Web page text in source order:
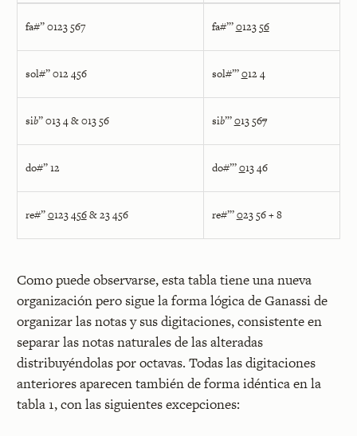
fa#” 0123 567 fa#”’0123 56
sol#” 012 456 sol#”’012 4
sib” 013 4 & 013 56 sib”’013 567
do#” 12 do#”’013 46
re#”0123 456& 23 456 re#”’023 56 + 8
Como puede observarse, esta tabla tiene una nueva
organización pero sigue la forma lógica de Ganassi de
organizar las notas y sus digitaciones, consistente en
separar las notas naturales de las alteradas
distribuyéndolas por octavas. Todas las digitaciones
anteriores aparecen también de forma idéntica en la
tabla 1, con las siguientes excepciones: